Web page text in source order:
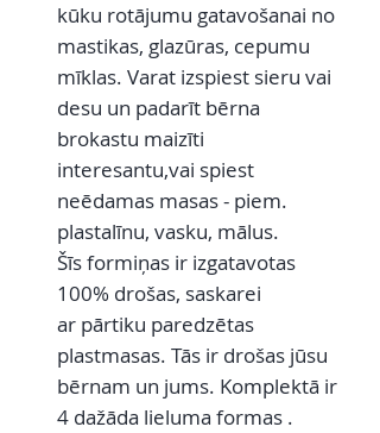
kūku rotājumu gatavošanai no
mastikas, glazūras, cepumu
mīklas. Varat izspiest sieru vai
desu un padarīt bērna
brokastu maizīti
interesantu,vai spiest
neēdamas masas - piem.
plastalīnu, vasku, mālus.
Šīs formiņas ir izgatavotas
100% drošas, saskarei
ar pārtiku paredzētas
plastmasas. Tās ir drošas jūsu
bērnam un jums. Komplektā ir
4 dažāda lieluma formas .